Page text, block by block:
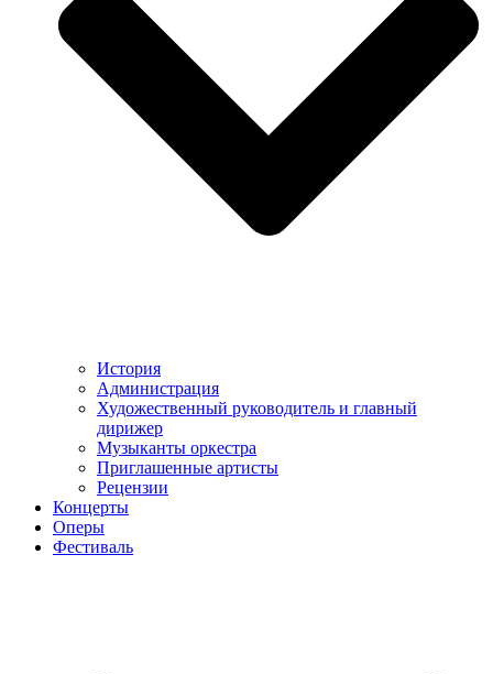
История
Администрация
Художественный руководитель и главный
дирижер
Музыканты оркестра
Приглашенные артисты
Рецензии
Концерты
Оперы
Фестиваль